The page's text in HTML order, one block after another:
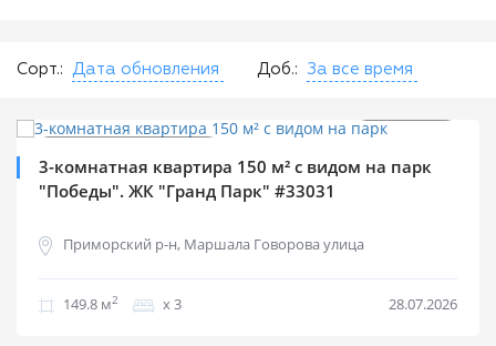
Сорт.: Дата обновления Доб.: За все время
$199 000
3-комнатная квартира 150 м² с видом на парк
"Победы". ЖК "Гранд Парк" #33031
Приморский р-н, Маршала Говорова улица
149.8 м2 х 3 28.07.2026